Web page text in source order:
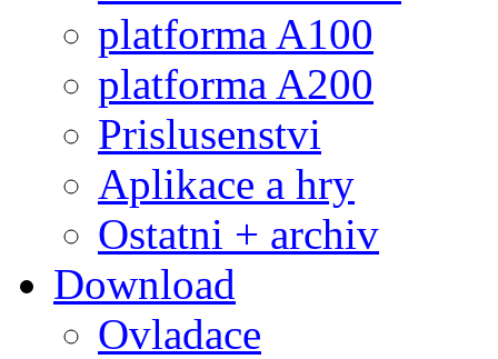
platforma A100
platforma A200
Prislusenstvi
Aplikace a hry
Ostatni + archiv
Download
Ovladace